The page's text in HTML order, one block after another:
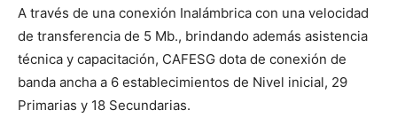
A través de una conexión Inalámbrica con una velocidad
de transferencia de 5 Mb., brindando además asistencia
técnica y capacitación, CAFESG dota de conexión de
banda ancha a 6 establecimientos de Nivel inicial, 29
Primarias y 18 Secundarias.